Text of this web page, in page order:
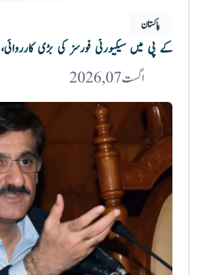
پاکستان
کے پی میں سیکیورٹی فورسز کی بڑی کارروائی، 10 خوارج ہلاک
اگست 07, 2026